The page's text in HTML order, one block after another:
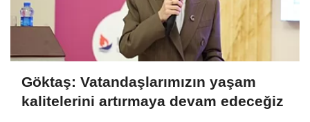
Göktaş: Vatandaşlarımızın yaşam
kalitelerini artırmaya devam edeceğiz